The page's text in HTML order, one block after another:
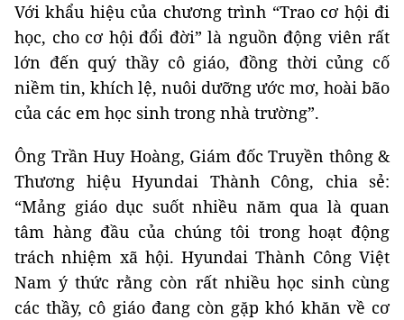
Với khẩu hiệu của chương trình “Trao cơ hội đi
học, cho cơ hội đổi đời” là nguồn động viên rất
lớn đến quý thầy cô giáo, đồng thời củng cố
niềm tin, khích lệ, nuôi dưỡng ước mơ, hoài bão
của các em học sinh trong nhà trường”.
Ông Trần Huy Hoàng, Giám đốc Truyền thông &
Thương hiệu Hyundai Thành Công, chia sẻ:
“Mảng giáo dục suốt nhiều năm qua là quan
tâm hàng đầu của chúng tôi trong hoạt động
trách nhiệm xã hội. Hyundai Thành Công Việt
Nam ý thức rằng còn rất nhiều học sinh cùng
các thầy, cô giáo đang còn gặp khó khăn về cơ